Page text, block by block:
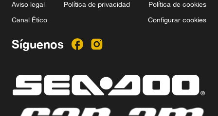
Aviso legal Política de privacidad
Política de cookies
Canal Ético
Configurar cookies
Síguenos